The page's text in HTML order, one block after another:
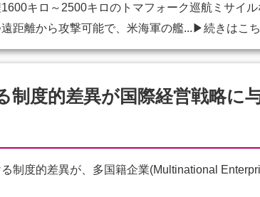
キロ～2500キロのトマフォーク巡航ミサイ
距離から攻撃可能で、米海軍の艦... ▶続きはこ
制度的差異が国際経営戦略に
制度的差異が、多国籍企業(Multinational